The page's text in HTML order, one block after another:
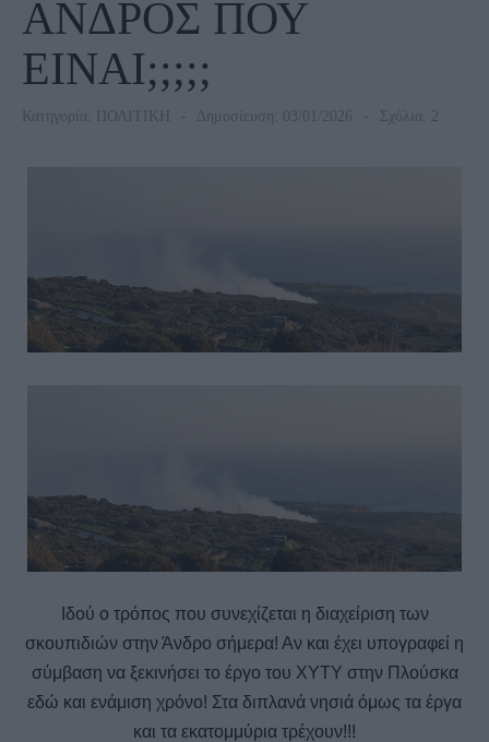
ΑΝΔΡΟΣ ΠΟΥ
ΕΙΝΑΙ;;;;;
Κατηγορία: ΠΟΛΙΤΙΚΗ Δημοσίευση: 03/01/2026 Σχόλια: 2
Ιδού ο τρόπος που συνεχίζεται η διαχείριση των
σκουπιδιών στην Άνδρο σήμερα! Αν και έχει υπογραφεί η
σύμβαση να ξεκινήσει το έργο του ΧΥΤΥ στην Πλούσκα
εδώ και ενάμιση χρόνο! Στα διπλανά νησιά όμως τα έργα
και τα εκατομμύρια τρέχουν!!!